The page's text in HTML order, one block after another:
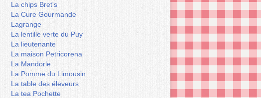
La chips Bret's
La Cure Gourmande
Lagrange
La lentille verte du Puy
La lieutenante
La maison Petricorena
La Mandorle
La Pomme du Limousin
La table des éleveurs
La tea Pochette